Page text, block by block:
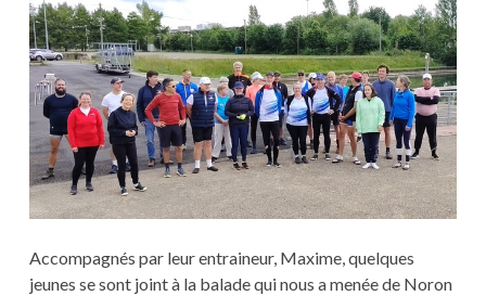
Accompagnés par leur entraineur, Maxime, quelques
jeunes se sont joint à la balade qui nous a menée de Noron